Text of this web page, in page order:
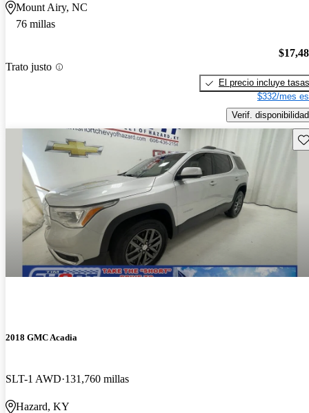
Mount Airy, NC
76 millas
Trato justo
El precio incluye tasas
$332/mes
Verif. disponibilidad
2018 GMC Acadia
SLT-1 AWD 131,760 millas
Hazard, KY